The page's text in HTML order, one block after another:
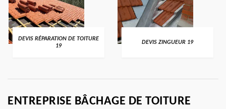
DEVIS RÉPARATION DE TOITURE
19
DEVIS ZINGUEUR 19
ENTREPRISE BÂCHAGE DE TOITURE